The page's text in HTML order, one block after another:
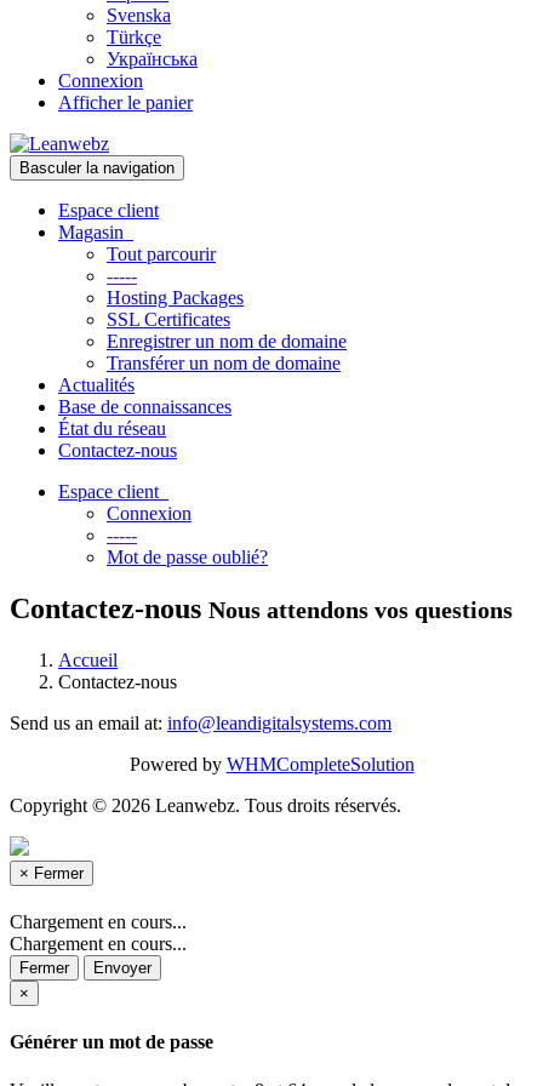
Svenska
Türkçe
Українська
Connexion
Afficher le panier
Basculer la navigation
Espace client
Magasin
Tout parcourir
-----
Hosting Packages
SSL Certificates
Enregistrer un nom de domaine
Transférer un nom de domaine
Actualités
Base de connaissances
État du réseau
Contactez-nous
Espace client
Connexion
-----
Mot de passe oublié?
Contactez-nous Nous attendons vos questions
Accueil
Contactez-nous
Send us an email at: info@leandigitalsystems.com
Powered by WHMCompleteSolution
Copyright © 2026 Leanwebz. Tous droits réservés.
× Fermer
Chargement en cours...
Chargement en cours...
Fermer
Envoyer
×
Générer un mot de passe